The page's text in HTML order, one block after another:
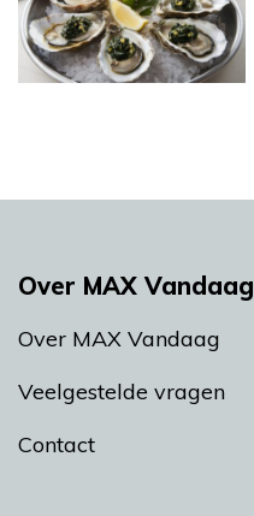
Over MAX Vandaag
Over MAX Vandaag
Veelgestelde vragen
Contact